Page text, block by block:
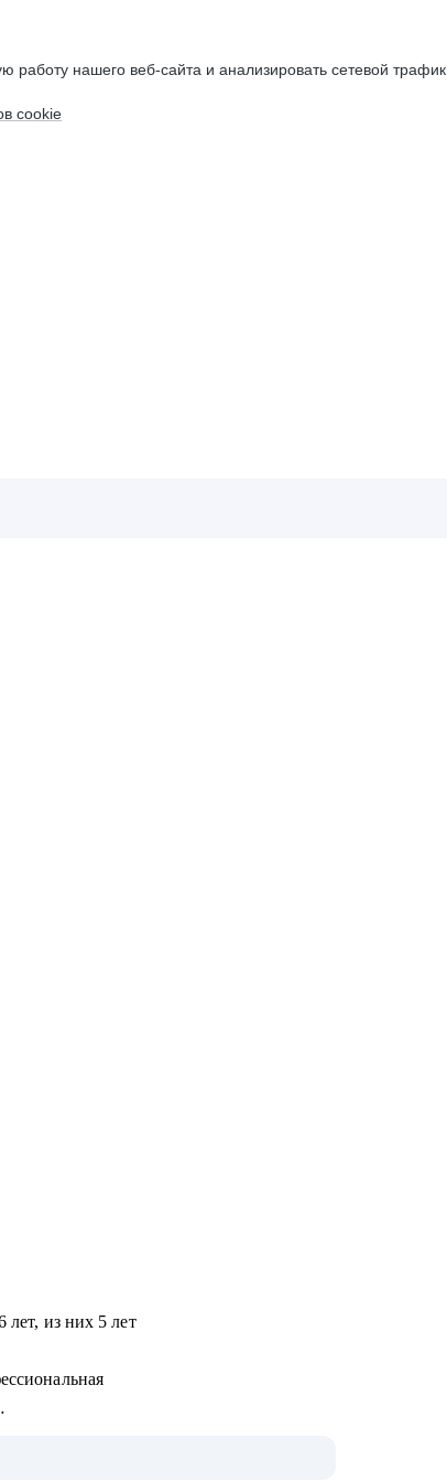
нашего веб-сайта и анализировать сетевой трафик.
cookie
лет, из них 5 лет